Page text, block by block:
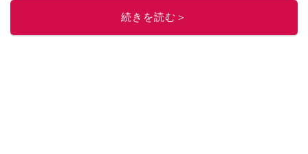
ニュースでフォロー
続きを読む＞